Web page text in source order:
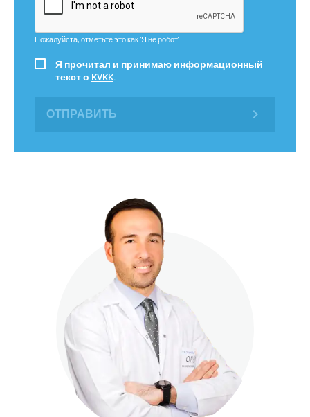
Пожалуйста, отметьте это как "Я не робот".
Я прочитал и принимаю информационный
текст о KVKK.
ОТПРАВИТЬ